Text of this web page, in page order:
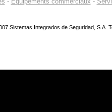
Sistemas Integrados de Seguridad, S.A.